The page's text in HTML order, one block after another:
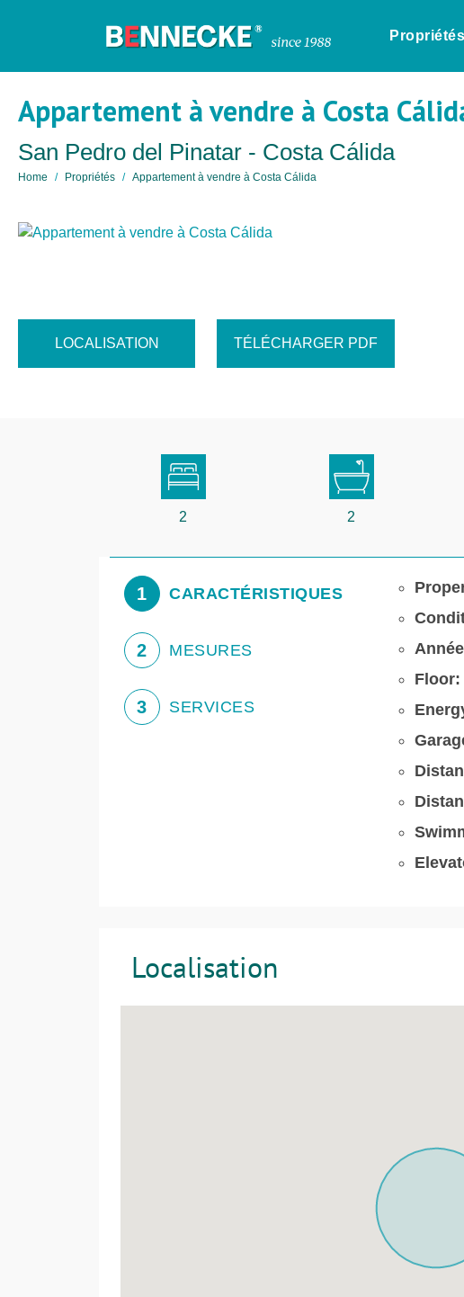
Propriétés
Appartement à vendre à Costa
San Pedro del Pinatar - Costa Cálida
Home Propriétés Appartement à vendre à Costa Cálida
LOCALISATION TÉLÉCHARGER PDF
2 2
1 CARACTÉRISTIQUES
2 MESURES
3 SERVICES
Floor:
Localisation